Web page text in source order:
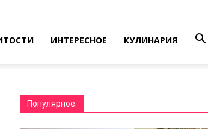
ИНТЕРЕСНОЕ КУЛИНАРИЯ
Популярное: